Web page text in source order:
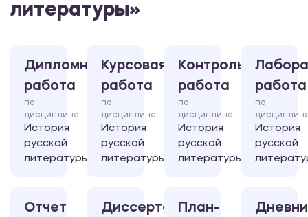
литературы»
Дипломная
работа
по
дисциплине
История
русской
литературы
Курсовая
работа
по
дисциплине
История
русской
литературы
Контрольная
работа
по
дисциплине
История
русской
литературы
работа
по
История
русской
Отчет
ДиссертацияПлан-